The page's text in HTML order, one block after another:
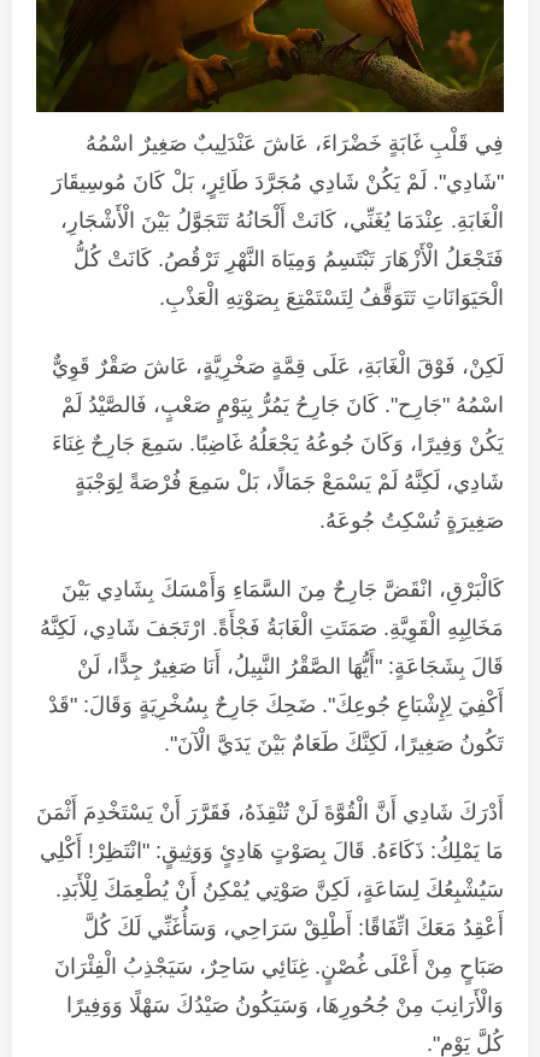
فِي قَلْبِ غَابَةٍ خَضْرَاءَ، عَاشَ عَنْدَلِيبٌ صَغِيرٌ اسْمُهُ
"شَادِي". لَمْ يَكُنْ شَادِي مُجَرَّدَ طَائِرٍ، بَلْ كَانَ مُوسِيقَارَ
الْغَابَةِ. عِنْدَمَا يُغَنِّي، كَانَتْ أَلْحَانُهُ تَتَجَوَّلُ بَيْنَ الْأَشْجَارِ،
فَتَجْعَلُ الْأَزْهَارَ تَبْتَسِمُ وَمِيَاهَ النَّهْرِ تَرْقُصُ. كَانَتْ كُلُّ
الْحَيَوَانَاتِ تَتَوَقَّفُ لِتَسْتَمْتِعَ بِصَوْتِهِ الْعَذْبِ.
لَكِنْ، فَوْقَ الْغَابَةِ، عَلَى قِمَّةٍ صَخْرِيَّةٍ، عَاشَ صَقْرٌ قَوِيٌّ
اسْمُهُ "جَارِح". كَانَ جَارِحُ يَمُرُّ بِيَوْمٍ صَعْبٍ، فَالصَّيْدُ لَمْ
يَكُنْ وَفِيرًا، وَكَانَ جُوعُهُ يَجْعَلُهُ غَاضِبًا. سَمِعَ جَارِحٌ غِنَاءَ
شَادِي، لَكِنَّهُ لَمْ يَسْمَعْ جَمَالًا، بَلْ سَمِعَ فُرْصَةً لِوَجْبَةٍ
صَغِيرَةٍ تُسْكِتُ جُوعَهُ.
كَالْبَرْقِ، انْقَضَّ جَارِحٌ مِنَ السَّمَاءِ وَأَمْسَكَ بِشَادِي بَيْنَ
مَخَالِبِهِ الْقَوِيَّةِ. صَمَتَتِ الْغَابَةُ فَجْأَةً. ارْتَجَفَ شَادِي، لَكِنَّهُ
قَالَ بِشَجَاعَةٍ: "أَيُّهَا الصَّقْرُ النَّبِيلُ، أَنَا صَغِيرٌ جِدًّا، لَنْ
أَكْفِيَ لِإِشْبَاعِ جُوعِكَ". ضَحِكَ جَارِحٌ بِسُخْرِيَةٍ وَقَالَ: "قَدْ
تَكُونُ صَغِيرًا، لَكِنَّكَ طَعَامٌ بَيْنَ يَدَيَّ الْآنَ".
أَدْرَكَ شَادِي أَنَّ الْقُوَّةَ لَنْ تُنْقِذَهُ، فَقَرَّرَ أَنْ يَسْتَخْدِمَ أَثْمَنَ
مَا يَمْلِكُ: ذَكَاءَهُ. قَالَ بِصَوْتٍ هَادِئٍ وَوَثِيقٍ: "انْتَظِرْ! أَكْلِي
سَيُشْبِعُكَ لِسَاعَةٍ، لَكِنَّ صَوْتِي يُمْكِنُ أَنْ يُطْعِمَكَ لِلْأَبَدِ.
أَعْقِدُ مَعَكَ اتِّفَاقًا: أَطْلِقْ سَرَاحِي، وَسَأُغَنِّي لَكَ كُلَّ
صَبَاحٍ مِنْ أَعْلَى غُصْنٍ. غِنَائِي سَاحِرٌ، سَيَجْذِبُ الْفِئْرَانَ
وَالْأَرَانِبَ مِنْ جُحُورِهَا، وَسَيَكُونُ صَيْدُكَ سَهْلًا وَوَفِيرًا
كُلَّ يَوْمٍ".